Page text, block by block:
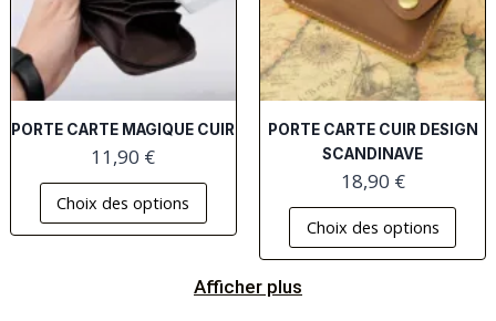
PORTE CARTE MAGIQUE CUIR
11,90 €
Choix des options
PORTE CARTE CUIR DESIGN
SCANDINAVE
18,90 €
Choix des options
Afficher plus